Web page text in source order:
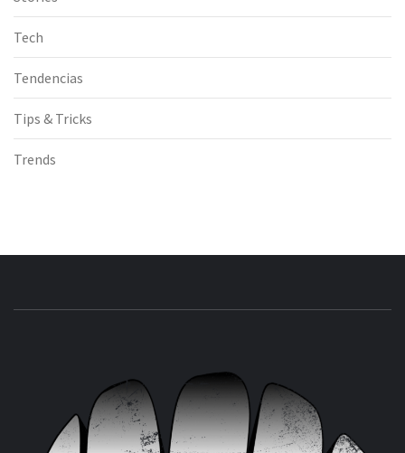
Tech
Tendencias
Tips & Tricks
Trends